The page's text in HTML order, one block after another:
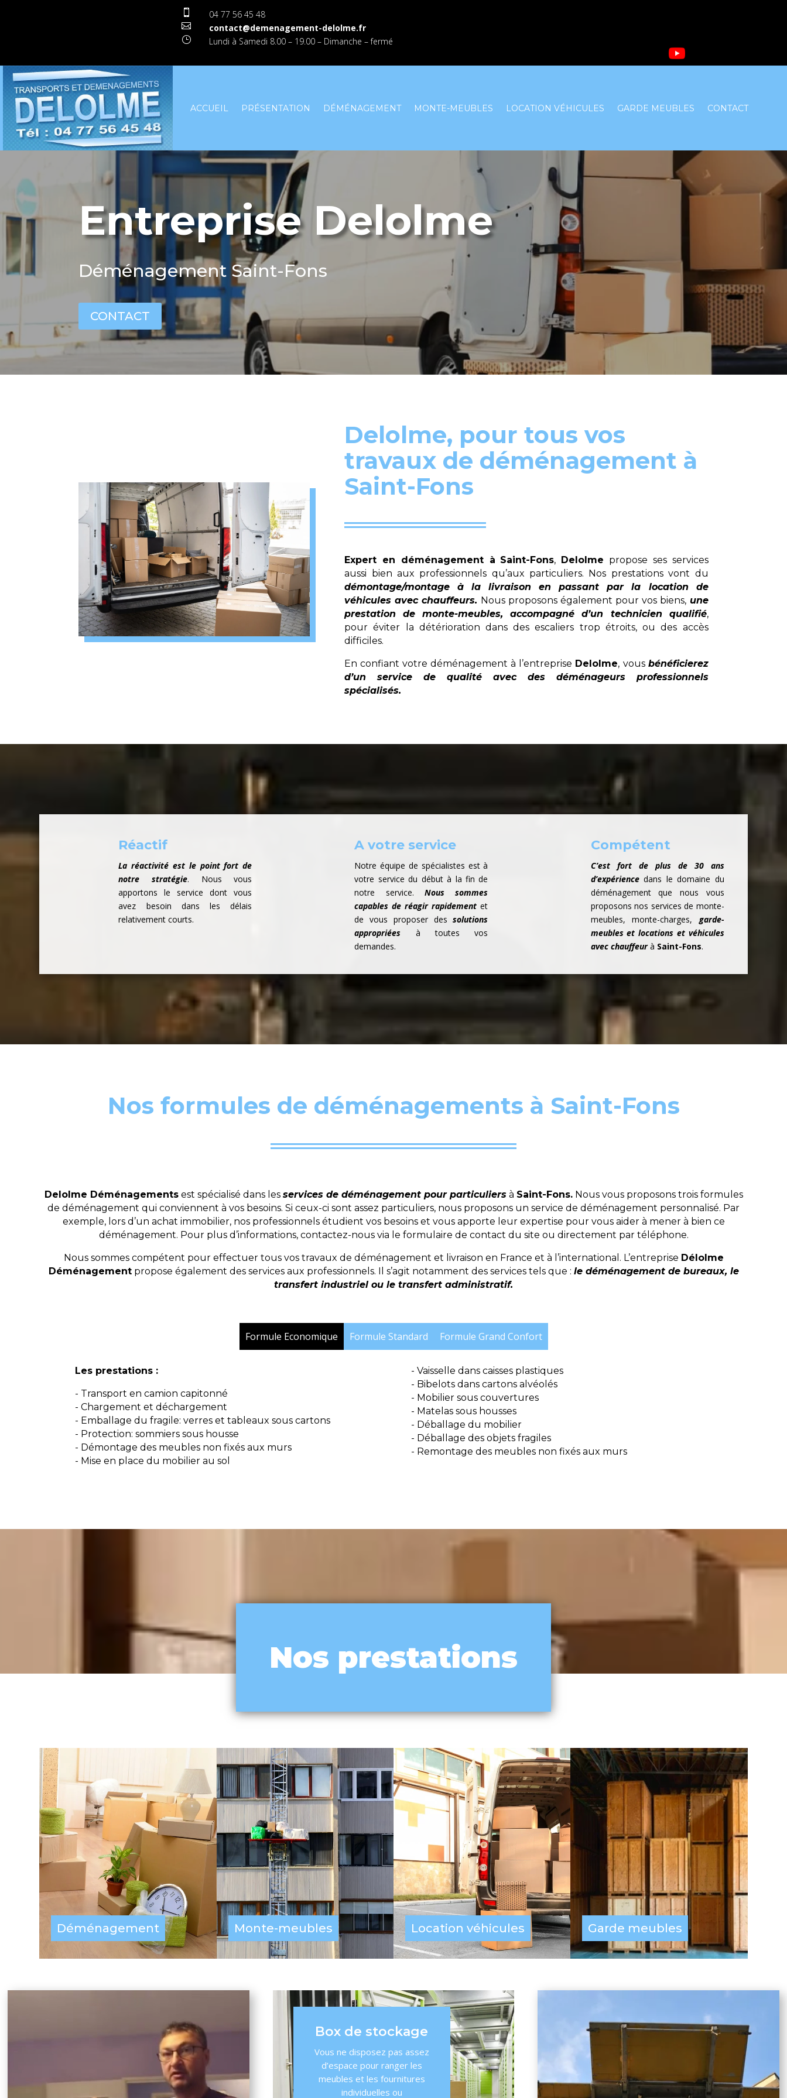
 04 77 56 45 48
 contact@demenagement-delolme.fr
} Lundi à Samedi 8.00 – 19.00 – Dimanche – fermé
ACCUEIL PRÉSENTATION DÉMÉNAGEMENT MONTE-MEUBLES LOCATION VÉHICULES GARDE MEUBLES CONTACT
Entreprise Delolme
Déménagement Saint-Fons
CONTACT
Delolme, pour tous vos
travaux de déménagement à
Saint-Fons
Expert en déménagement à Saint-Fons, Delolme propose ses services
aussi bien aux professionnels qu’aux particuliers. Nos prestations vont du
démontage/montage à la livraison en passant par la location de
véhicules avec chauffeurs. Nous proposons également pour vos biens, une
prestation de monte-meubles, accompagné d’un technicien qualifié,
pour éviter la détérioration dans des escaliers trop étroits, ou des accès
difficiles.
En confiant votre déménagement à l’entreprise Delolme, vous bénéficierez
d’un service de qualité avec des déménageurs professionnels
spécialisés.
Réactif
La réactivité est le point fort de
notre stratégie. Nous vous
apportons le service dont vous
avez besoin dans les délais
relativement courts.
A votre service
Notre équipe de spécialistes est à
votre service du début à la fin de
notre service.Nous sommes
capables de réagir rapidement et
de vous proposer dessolutions
appropriées à toutes vos
demandes.
Compétent
C’est fort de plus de 30 ans
d’expériencedans le domaine du
déménagement que nous vous
proposons nos services de monte-
meubles, monte-charges,garde-
meubles et locations et véhicules
avec chauffeurà Saint-Fons.
Nos formules de déménagements à Saint-Fons
Delolme Déménagementsest spécialisé dans les services de déménagement pour particuliers à Saint-Fons.Nous vous proposons trois formules
de déménagement qui conviennent à vos besoins. Si ceux-ci sont assez particuliers, nous proposons un service de déménagement personnalisé. Par
exemple, lors d’un achat immobilier, nos professionnels étudient vos besoins et vous apporte leur expertise pour vous aider à mener à bien ce
déménagement. Pour plus d’informations, contactez-nous via le formulaire de contact du site ou directement par téléphone.
Nous sommes compétent pour effectuer tous vos travaux de déménagement et livraison en France et à l’international. L’entreprise Délolme
Déménagementpropose également des services aux professionnels. Il s’agit notamment des services tels que : le déménagement de bureaux, le
transfert industriel ou le transfert administratif.
Formule Economique Formule Standard Formule Grand Confort
Les prestations :
- Transport en camion capitonné
- Chargement et déchargement
- Emballage du fragile: verres et tableaux sous cartons
- Protection: sommiers sous housse
- Démontage des meubles non fixés aux murs
- Mise en place du mobilier au sol
- Vaisselle dans caisses plastiques
- Bibelots dans cartons alvéolés
- Mobilier sous couvertures
- Matelas sous housses
- Déballage du mobilier
- Déballage des objets fragiles
- Remontage des meubles non fixés aux murs
Nos prestations
Déménagement Monte-meubles Location véhicules Garde meubles
Box de stockage
Vous ne disposez pas assez
d’espace pour ranger les
meubles et les fournitures
individuelles ou